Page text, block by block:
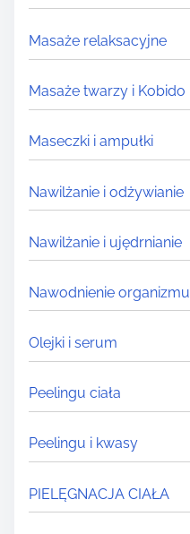
Masaże relaksacyjne
Masaże twarzy i Kobido
Maseczki i ampułki
Nawilżanie i odżywianie
Nawilżanie i ujędrnianie
Nawodnienie organizmu
Olejki i serum
Peelingu ciała
Peelingu i kwasy
PIELĘGNACJA CIAŁA